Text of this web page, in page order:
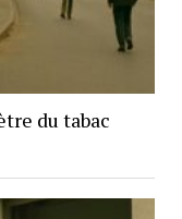
du tabac